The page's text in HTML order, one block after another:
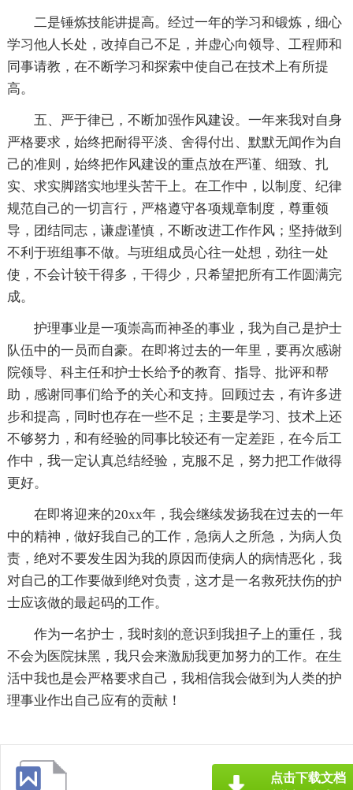
二是锤炼技能讲提高。经过一年的学习和锻炼，细心
学习他人长处，改掉自己不足，并虚心向领导、工程师和
同事请教，在不断学习和探索中使自己在技术上有所提
高。
五、严于律已，不断加强作风建设。一年来我对自身
严格要求，始终把耐得平淡、舍得付出、默默无闻作为自
己的准则，始终把作风建设的重点放在严谨、细致、扎
实、求实脚踏实地埋头苦干上。在工作中，以制度、纪律
规范自己的一切言行，严格遵守各项规章制度，尊重领
导，团结同志，谦虚谨慎，不断改进工作作风；坚持做到
不利于班组事不做。与班组成员心往一处想，劲往一处
使，不会计较干得多，干得少，只希望把所有工作圆满完
成。
护理事业是一项崇高而神圣的事业，我为自己是护士
队伍中的一员而自豪。在即将过去的一年里，要再次感谢
院领导、科主任和护士长给予的教育、指导、批评和帮
助，感谢同事们给予的关心和支持。回顾过去，有许多进
步和提高，同时也存在一些不足；主要是学习、技术上还
不够努力，和有经验的同事比较还有一定差距，在今后工
作中，我一定认真总结经验，克服不足，努力把工作做得
更好。
在即将迎来的20xx年，我会继续发扬我在过去的一年
中的精神，做好我自己的工作，急病人之所急，为病人负
责，绝对不要发生因为我的原因而使病人的病情恶化，我
对自己的工作要做到绝对负责，这才是一名救死扶伤的护
士应该做的最起码的工作。
作为一名护士，我时刻的意识到我担子上的重任，我
不会为医院抹黑，我只会来激励我更加努力的工作。在生
活中我也是会严格要求自己，我相信我会做到为人类的护
理事业作出自己应有的贡献！
点击下载文档